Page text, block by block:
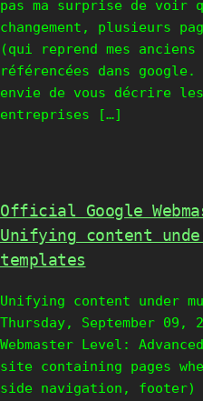
pas ma surprise de voir
changement, plusieurs
(qui reprend mes
référencées dans google.
envie de vous décrire
entreprises […]
Official Google
Unifying content
templates
Unifying content under
Thursday, September 09,
Webmaster Level:
site containing pages
side navigation, footer)